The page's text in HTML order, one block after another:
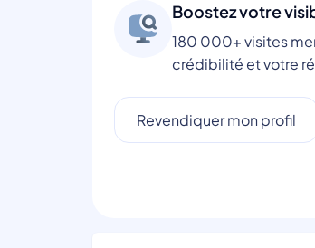
Boostez votre
180 000+ visites
crédibilité et votre
Revendiquer mon profil